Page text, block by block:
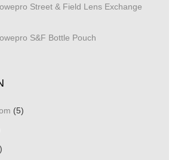
Street & Field Lens Exchange
S&F Bottle Pouch
(5)